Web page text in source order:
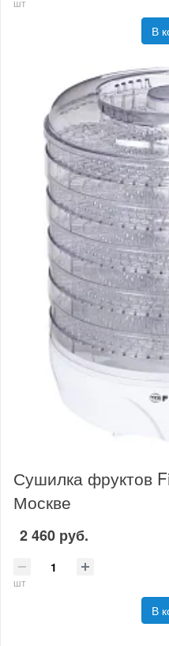
шт
В
Сушилка фруктов
Москве
2 460 руб.
шт
В